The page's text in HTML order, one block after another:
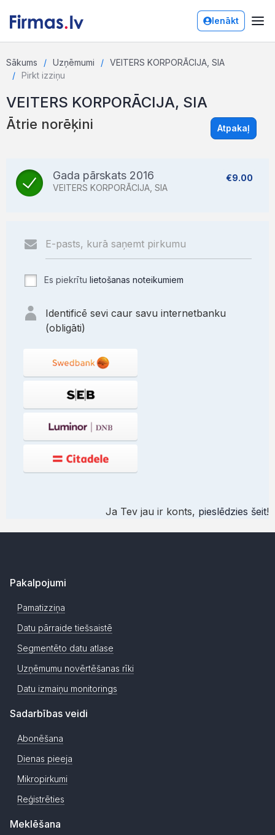
Ienākt
Sākums Uzņēmumi
VEITERS KORPORĀCIJA, SIA
Pirkt izziņu
VEITERS KORPORĀCIJA, SIA
Ātrie norēķini Atpakaļ
Gada pārskats 2016
VEITERS KORPORĀCIJA, SIA
€9.00
Es piekrītu lietošanas noteikumiem
Identificē sevi caur savu internetbanku
(obligāti)
Ja Tev jau ir konts, pieslēdzies šeit!
Pakalpojumi
Pamatizziņa
Datu pārraide tiešsaistē
Segmentēto datu atlase
Uzņēmumu novērtēšanas rīki
Datu izmaiņu monitorings
Sadarbības veidi
Abonēšana
Dienas pieeja
Mikropirkumi
Reģistrēties
Meklēšana